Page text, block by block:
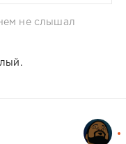
не слышал